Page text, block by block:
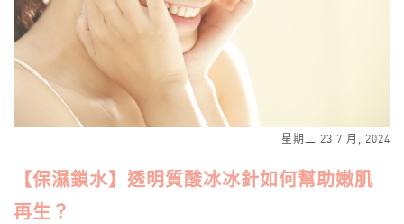
星期二 23 7 月, 2024
【保濕鎖水】透明質酸冰冰針如何幫助嫩肌
再生？